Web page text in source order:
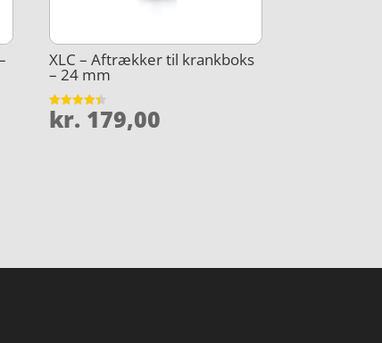
XLC – Aftrækker til krankboks
– 24 mm
Vurderet
4.4
kr. 179,00